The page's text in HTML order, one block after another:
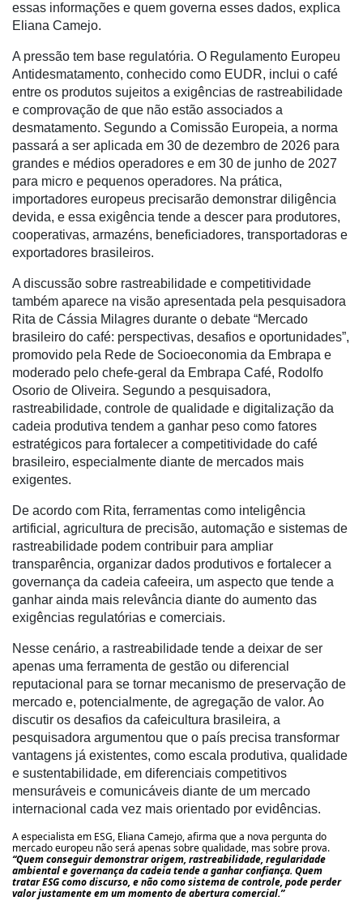
Agricultura
Precisão
Automação
e
Robótica
Conectividade
Dados
e
Análise
E-
Informatização
da
Agricultura
Vertical
Software
Empresarial
Tecnologia
para
Recursos
Hídricos
Membros
Liberali
Netrin
Néctar
Tecprime
Agro
Lean
Way
Consulting
Manager
ONE
CHB
essas informações e quem governa esses dados, explica
Eliana Camejo.
A pressão tem base regulatória. O Regulamento Europeu
Antidesmatamento, conhecido como EUDR, inclui o café
entre os produtos sujeitos a exigências de rastreabilidade
e comprovação de que não estão associados a
desmatamento. Segundo a Comissão Europeia, a norma
passará a ser aplicada em 30 de dezembro de 2026 para
grandes e médios operadores e em 30 de junho de 2027
para micro e pequenos operadores. Na prática,
importadores europeus precisarão demonstrar diligência
devida, e essa exigência tende a descer para produtores,
cooperativas, armazéns, beneficiadores, transportadoras e
exportadores brasileiros.
A discussão sobre rastreabilidade e competitividade
também aparece na visão apresentada pela pesquisadora
Rita de Cássia Milagres durante o debate “Mercado
brasileiro do café: perspectivas, desafios e oportunidades”,
promovido pela Rede de Socioeconomia da Embrapa e
moderado pelo chefe-geral da Embrapa Café, Rodolfo
Osorio de Oliveira. Segundo a pesquisadora,
rastreabilidade, controle de qualidade e digitalização da
cadeia produtiva tendem a ganhar peso como fatores
estratégicos para fortalecer a competitividade do café
brasileiro, especialmente diante de mercados mais
exigentes.
De acordo com Rita, ferramentas como inteligência
artificial, agricultura de precisão, automação e sistemas de
rastreabilidade podem contribuir para ampliar
transparência, organizar dados produtivos e fortalecer a
governança da cadeia cafeeira, um aspecto que tende a
ganhar ainda mais relevância diante do aumento das
exigências regulatórias e comerciais.
Nesse cenário, a rastreabilidade tende a deixar de ser
apenas uma ferramenta de gestão ou diferencial
reputacional para se tornar mecanismo de preservação de
mercado e, potencialmente, de agregação de valor. Ao
discutir os desafios da cafeicultura brasileira, a
pesquisadora argumentou que o país precisa transformar
vantagens já existentes, como escala produtiva, qualidade
e sustentabilidade, em diferenciais competitivos
mensuráveis e comunicáveis diante de um mercado
internacional cada vez mais orientado por evidências.
A especialista em ESG, Eliana Camejo, afirma que a nova pergunta do
mercado europeu não será apenas sobre qualidade, mas sobre prova.
“Quem conseguir demonstrar origem, rastreabilidade, regularidade
ambiental e governança da cadeia tende a ganhar confiança. Quem
tratar ESG como discurso, e não como sistema de controle, pode perder
valor justamente em um momento de abertura comercial.”